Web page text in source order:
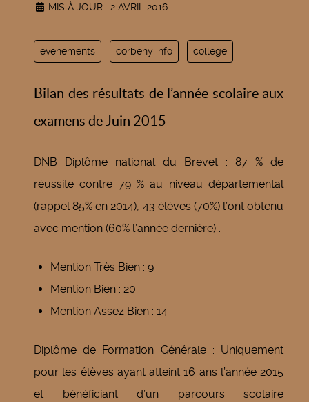
MIS À JOUR : 2 AVRIL 2016
événements corbeny info collège
Bilan des résultats de l’année scolaire aux
examens de Juin 2015
DNB Diplôme national du Brevet : 87 % de
réussite contre 79 % au niveau départemental
(rappel 85% en 2014), 43 élèves (70%) l’ont obtenu
avec mention (60% l’année dernière) :
Mention Très Bien : 9
Mention Bien : 20
Mention Assez Bien : 14
Diplôme de Formation Générale : Uniquement
pour les élèves ayant atteint 16 ans l’année 2015
et bénéficiant d’un parcours scolaire